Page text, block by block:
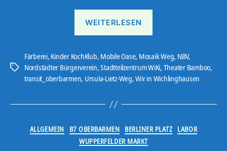
WEITERLESEN
Schlagwörter
Färberei, Kinder KochKlub, Mobile Oase, Mosaik Weg, NBV,
Nordstädter Bürgerverein,Stadtteilzentrum WiKi, Theater Bamboo,
transit_oberbarmen, Ursula-Lietz-Weg,Wir in Wichlinghausen
Kategorien
ALLGEMEIN B7 OBERBARMEN BERLINER PLATZ LABOR
WUPPERFELDER MARKT